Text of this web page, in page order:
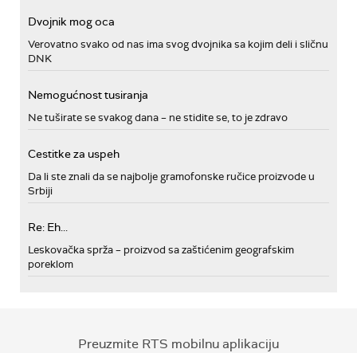
Dvojnik mog oca
Verovatno svako od nas ima svog dvojnika sa kojim deli i sličnu
DNK
Nemogućnost tusiranja
Ne tuširate se svakog dana – ne stidite se, to je zdravo
Cestitke za uspeh
Da li ste znali da se najbolje gramofonske ručice proizvode u
Srbiji
Re: Eh...
Leskovačka sprža – proizvod sa zaštićenim geografskim
poreklom
Preuzmite RTS mobilnu aplikaciju